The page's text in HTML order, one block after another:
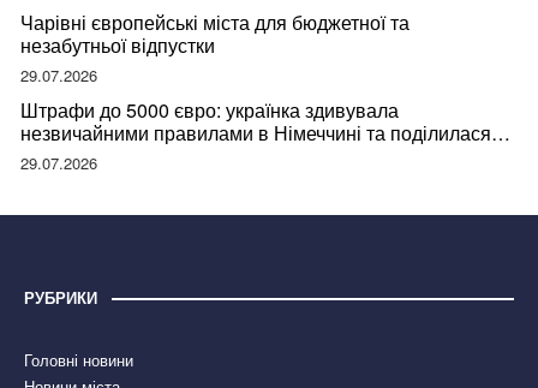
Чарівні європейські міста для бюджетної та
незабутньої відпустки
29.07.2026
Штрафи до 5000 євро: українка здивувала
незвичайними правилами в Німеччині та поділилася
правдою
29.07.2026
РУБРИКИ
Головні новини